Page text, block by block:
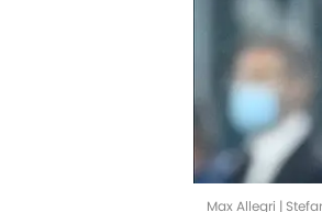
Max Allegri |